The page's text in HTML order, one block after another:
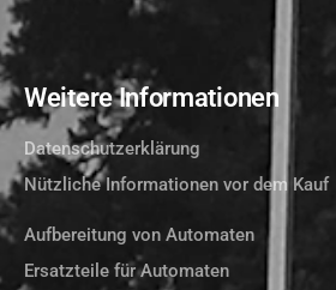
Weitere Informationen
Datenschutzerklärung
Nützliche Informationen vor dem Kauf
Aufbereitung von Automaten
Ersatzteile für Automaten